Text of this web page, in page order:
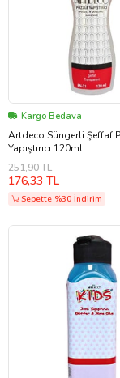
Kargo Bedava
Artdeco Süngerli Şeffaf
Yapıştırıcı 120ml
251,90 TL
176,33 TL
Sepette %30 İndirim